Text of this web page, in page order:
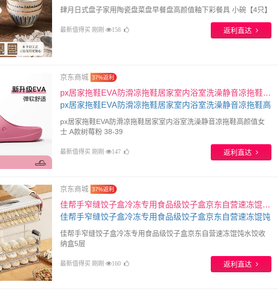
碗【4只】
肆月日式盘子家用陶瓷盘菜盘早餐盘高颜值釉下彩餐具 小碗【4只】
最新值得买 刚刚 158 返利直达
京东商城 37%返利
px居家拖鞋EVA防滑凉拖鞋居家室内浴室洗澡静音凉拖鞋高颜值女士 A款树莓粉 38-39
px居家拖鞋EVA防滑凉拖鞋居家室内浴室洗澡静音凉拖鞋高
颜值女士 A款树莓粉 38-39
px居家拖鞋EVA防滑凉拖鞋居家室内浴室洗澡静音凉拖鞋高颜值女
士 A款树莓粉 38-39
最新值得买 刚刚 147 返利直达
京东商城 37%返利
佳帮手窄缝饺子盒冷冻专用食品级饺子盒京东自营速冻馄饨水饺收纳盒5层
佳帮手窄缝饺子盒冷冻专用食品级饺子盒京东自营速冻馄饨
水饺收纳盒5层
佳帮手窄缝饺子盒冷冻专用食品级饺子盒京东自营速冻馄饨水饺收
纳盒5层
最新值得买 刚刚 160 返利直达